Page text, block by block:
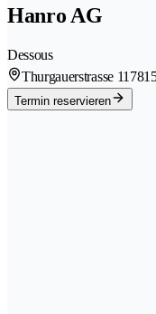
Hanro AG
Dessous
Thurgauerstrasse 117
Termin reservieren